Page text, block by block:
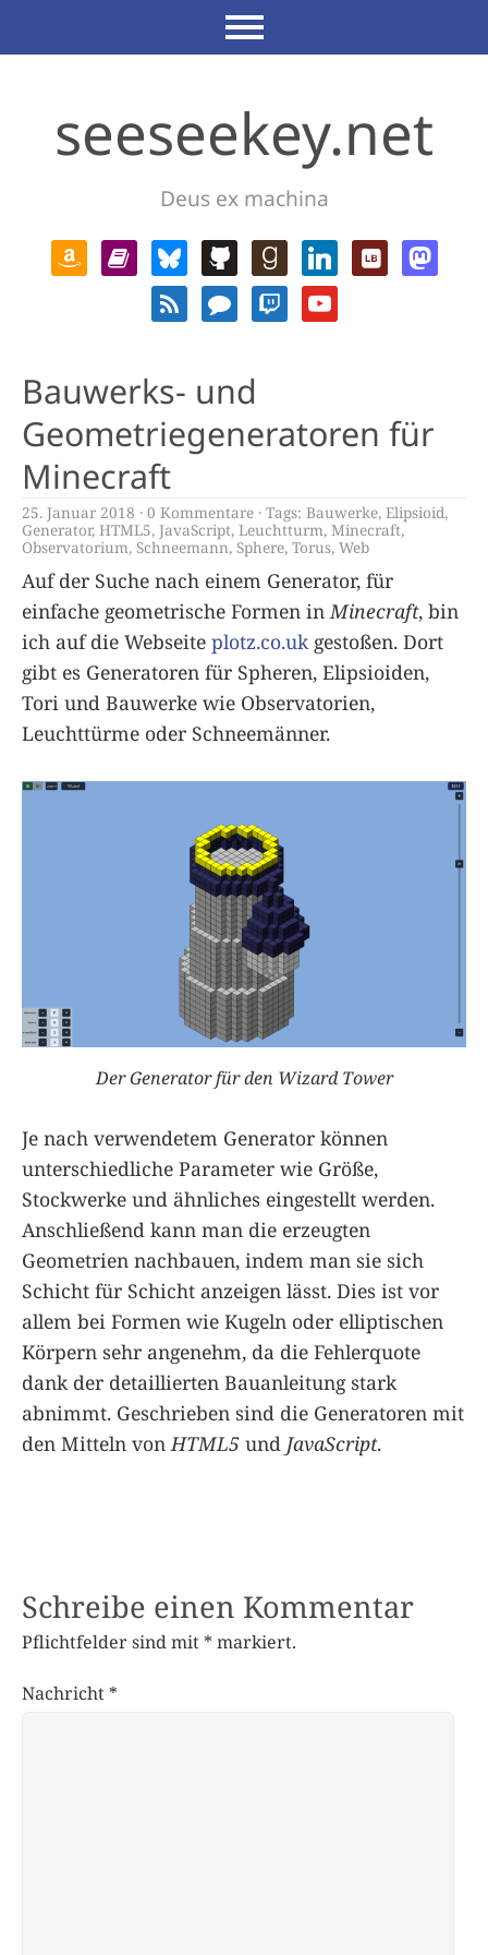
seeseekey.net
Deus ex machina
Bauwerks- und
Geometriegeneratoren für
Minecraft
25. Januar 2018 0 Kommentare Tags: Bauwerke, Elipsioid,
Generator, HTML5, JavaScript, Leuchtturm, Minecraft,
Observatorium, Schneemann, Sphere, Torus, Web
Auf der Suche nach einem Generator, für
einfache geometrische Formen in Minecraft, bin
ich auf die Webseite plotz.co.uk gestoßen. Dort
gibt es Generatoren für Spheren, Elipsioiden,
Tori und Bauwerke wie Observatorien,
Leuchttürme oder Schneemänner.
Der Generator für den Wizard Tower
Je nach verwendetem Generator können
unterschiedliche Parameter wie Größe,
Stockwerke und ähnliches eingestellt werden.
Anschließend kann man die erzeugten
Geometrien nachbauen, indem man sie sich
Schicht für Schicht anzeigen lässt. Dies ist vor
allem bei Formen wie Kugeln oder elliptischen
Körpern sehr angenehm, da die Fehlerquote
dank der detaillierten Bauanleitung stark
abnimmt. Geschrieben sind die Generatoren mit
den Mitteln vonHTML5 und JavaScript.
Schreibe einen Kommentar
Pflichtfelder sind mit * markiert.
Nachricht *